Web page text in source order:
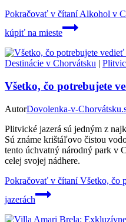
Pokračovať v čítaníAlkohol v
kúpiť na mieste
Destinácie v Chorvátsku |
Všetko, čo potrebujete
AutorDovolenka-v-
Plitvické jazerá sú jedným z
Sú známe krištáľovo čistou
tento úchvatný národný park v
celej svojej nádhere.
Pokračovať v čítaníVšetko, čo
jazerách